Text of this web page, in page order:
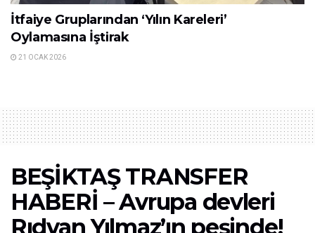
İtfaiye Gruplarından ‘Yılın Kareleri’
Oylamasına İştirak
21 OCAK 2026
BEŞİKTAŞ TRANSFER
HABERİ – Avrupa devleri
Rıdvan Yılmaz’ın peşinde!